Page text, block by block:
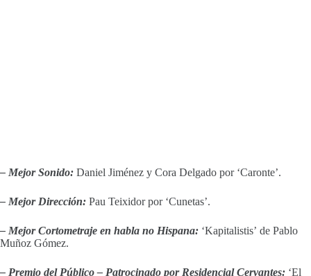
– Mejor Sonido: Daniel Jiménez y Cora Delgado por ‘Caronte’.
– Mejor Dirección: Pau Teixidor por ‘Cunetas’.
– Mejor Cortometraje en habla no Hispana: ‘Kapitalistis’ de Pablo
Muñoz Gómez.
– Premio del Público – Patrocinado por Residencial Cervantes: ‘El